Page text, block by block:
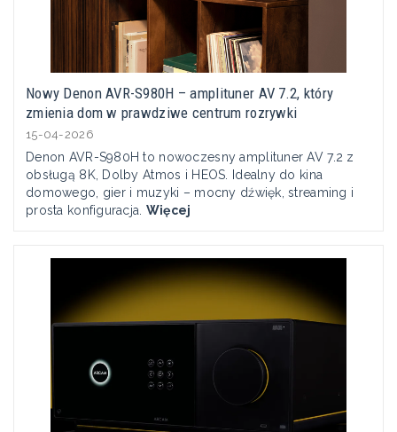
Nowy Denon AVR-S980H – amplituner AV 7.2, który
zmienia dom w prawdziwe centrum rozrywki
15-04-2026
Denon AVR-S980H to nowoczesny amplituner AV 7.2 z
obsługą 8K, Dolby Atmos i HEOS. Idealny do kina
domowego, gier i muzyki – mocny dźwięk, streaming i
prosta konfiguracja. Więcej